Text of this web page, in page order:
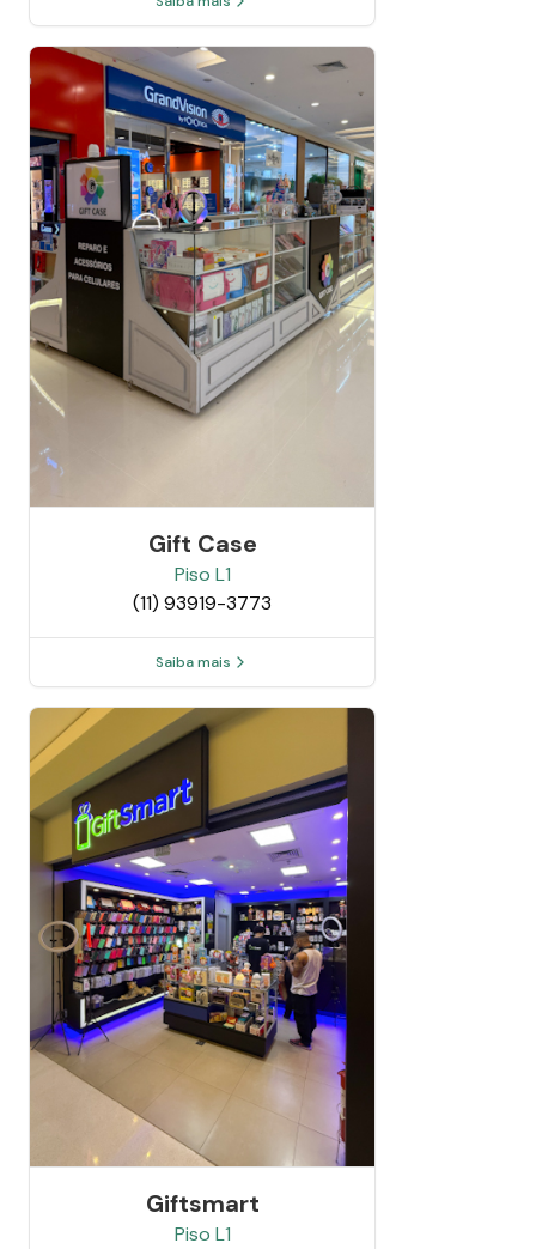
Gift Case
Piso L1
(11) 93919-3773
Saiba mais
Giftsmart
Piso L1